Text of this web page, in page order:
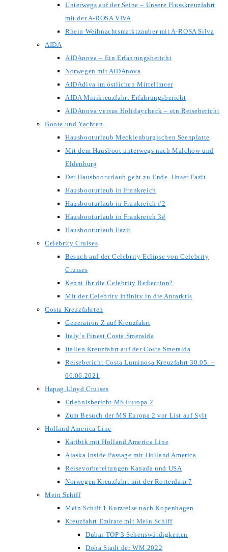
Unterwegs auf der Seine – Unsere Flusskreuzfahrt
mit der A-ROSA VIVA
Rhein Weihnachtsmarktzauber mit A-ROSA Silva
AIDA
AIDAnova – Ein Erfahrungsbericht
Norwegen mit AIDAnova
AIDAdiva im östlichen Mittellmeer
AIDA Minikreuzfahrt Erfahrungsbericht
AIDAnova versus Holidaycheck – ein Reisebericht
Boote und Yachten
Hausbooturlaub Mecklenburgischen Seenplatte
Mit dem Hausboot unterwegs nach Malchow und
Eldenburg
Der Hausbooturlaub geht zu Ende. Unser Fazit
Hausbooturlaub in Frankreich
Hausbooturlaub in Frankreich #2
Hausbooturlaub in Frankreich 3#
Hausbooturlaub Fazit
Celebrity Cruises
Besuch auf der Celebrity Eclipse von Celebrity
Cruises
Kennt Ihr die Celebrity Reflection?
Mit der Celebrity Infinity in die Antarktis
Costa Kreuzfahrten
Generation Z auf Kreuzfahrt
Italy´s Finest Costa Smeralda
Italien Kreuzfahrt auf der Costa Smeralda
Reisebericht Costa Luminosa Kreuzfahrt 30.05. –
06.06.2021
Hapag Lloyd Cruises
Erlebnisbericht MS Europa 2
Zum Besuch der MS Europa 2 vor List auf Sylt
Holland America Line
Karibik mit Holland America Line
Alaska Inside Passage mit Holland America
Reisevorbereitungen Kanada und USA
Norwegen Kreuzfahrt mit der Rotterdam 7
Mein Schiff
Mein Schiff 1 Kurzreise nach Kopenhagen
Kreuzfahrt Emirate mit Mein Schiff
Dubai TOP 3 Sehenswürdigkeiten
Doha Stadt der WM 2022